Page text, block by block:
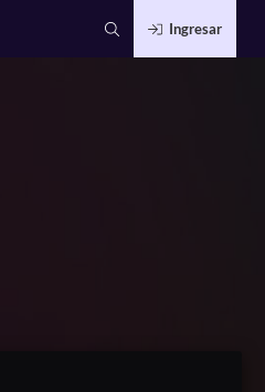
Ingresar